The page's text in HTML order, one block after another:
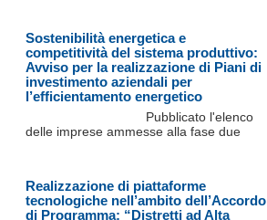
Sostenibilità energetica e
competitività del sistema produttivo:
Avviso per la realizzazione di Piani di
investimento aziendali per
l’efficientamento energetico
Pubblicato l'elenco
delle imprese ammesse alla fase due
Realizzazione di piattaforme
tecnologiche nell’ambito dell’Accordo
di Programma: “Distretti ad Alta